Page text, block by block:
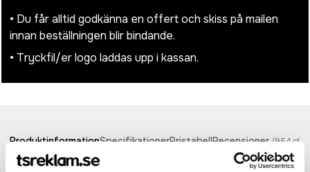
• Du får alltid godkänna en offert och skiss på mailen
innan beställningen blir bindande.
• Tryckfil/er logo laddas upp i kassan.
ProduktinformationSpecifikationerPristabellRecensioner (954st)